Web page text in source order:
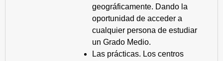
geográficamente. Dando la
oportunidad de acceder a
cualquier persona de estudiar
un Grado Medio.
Las prácticas. Los centros